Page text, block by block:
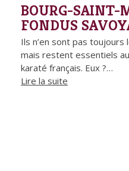
BOURG-SAINT-
FONDUS
Ils n’en sont pas
mais restent essentiels
karaté français. Eux ?…
Lire la suite